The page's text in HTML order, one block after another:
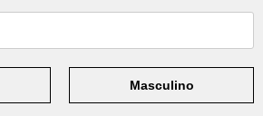
Masculino